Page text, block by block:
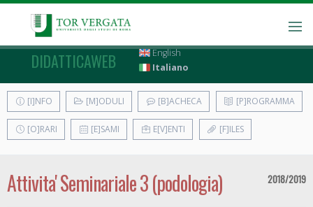
DIDATTICAWEB
English
Italiano
[I]NFO [M]ODULI [B]ACHECA [P]ROGRAMMA
[O]RARI [E]SAMI E[V]ENTI [F]ILES
Attivita' Seminariale 3 (podologia) 2018/2019